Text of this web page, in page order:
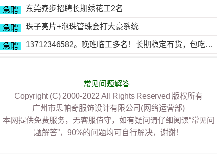
急聘 东莞寮步招聘长期绣花工2名
急聘 珠子亮片+泡珠管珠会打大豪系统
急聘 13712346582。晚班临工多名！长期稳定有货，包吃包住
常见问题解答
Copyright (C) 2000-2022 All Rights Reserved 版权所有
广州市思帕奇服饰设计有限公司(网络运营部)
本网提供免费服务，无客服值守，如有疑问请仔细阅读“常见问
题解答”，90%的问题均可自行解决，谢谢！